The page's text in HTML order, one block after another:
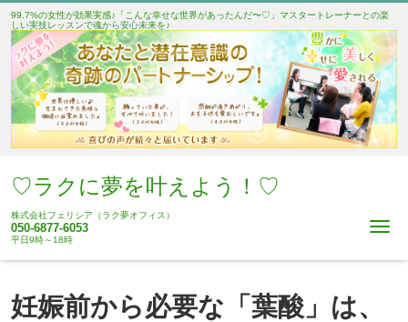
99.7%の女性が効果実感♪「こんな幸せな世界があったんだ〜♡」マスタートレーナーとの楽
しい実技レッスンで魂から安心未来を♪
♡ラクに夢を叶えよう！♡
株式会社フェリシア（ラク夢オフィス）
050-6877-6053
平日9時～18時
妊娠前から必要な「葉酸」は、